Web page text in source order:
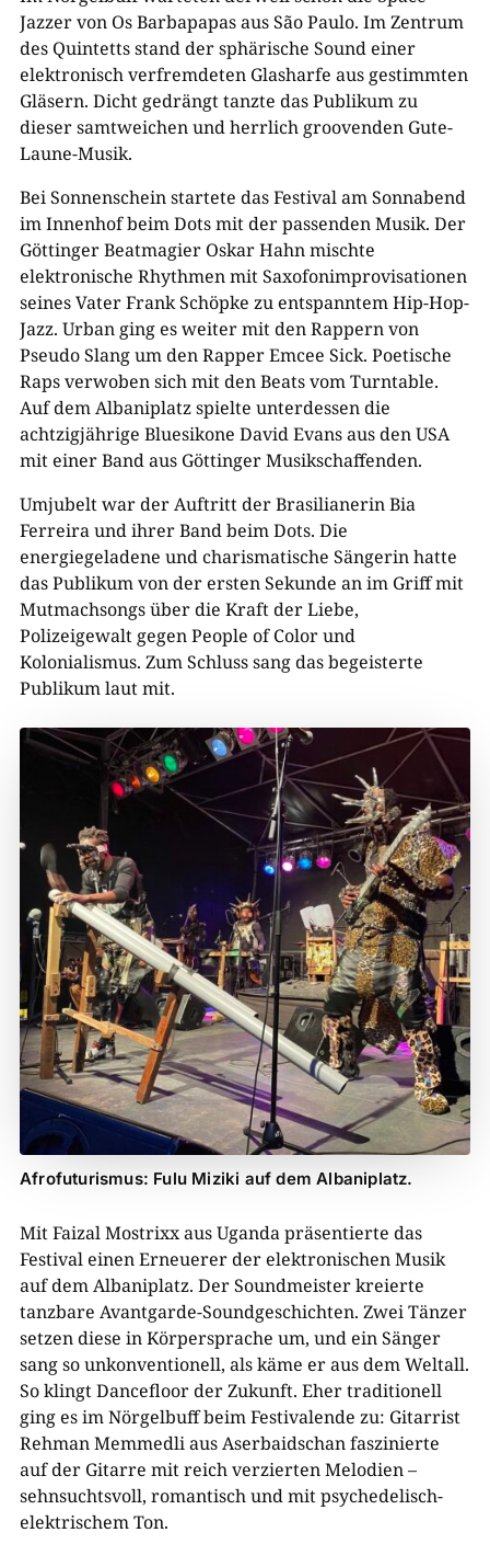
Jazzer von Os Barbapapas aus São Paulo. Im Zentrum
des Quintetts stand der sphärische Sound einer
elektronisch verfremdeten Glasharfe aus gestimmten
Gläsern. Dicht gedrängt tanzte das Publikum zu
dieser samtweichen und herrlich groovenden Gute-
Laune-Musik.
Bei Sonnenschein startete das Festival am Sonnabend
im Innenhof beim Dots mit der passenden Musik. Der
Göttinger Beatmagier Oskar Hahn mischte
elektronische Rhythmen mit Saxofonimprovisationen
seines Vater Frank Schöpke zu entspanntem Hip-Hop-
Jazz. Urban ging es weiter mit den Rappern von
Pseudo Slang um den Rapper Emcee Sick. Poetische
Raps verwoben sich mit den Beats vom Turntable.
Auf dem Albaniplatz spielte unterdessen die
achtzigjährige Bluesikone David Evans aus den USA
mit einer Band aus Göttinger Musikschaffenden.
Umjubelt war der Auftritt der Brasilianerin Bia
Ferreira und ihrer Band beim Dots. Die
energiegeladene und charismatische Sängerin hatte
das Publikum von der ersten Sekunde an im Griff mit
Mutmachsongs über die Kraft der Liebe,
Polizeigewalt gegen People of Color und
Kolonialismus. Zum Schluss sang das begeisterte
Publikum laut mit.
Afrofuturismus: Fulu Miziki auf dem Albaniplatz.
Mit Faizal Mostrixx aus Uganda präsentierte das
Festival einen Erneuerer der elektronischen Musik
auf dem Albaniplatz. Der Soundmeister kreierte
tanzbare Avantgarde-Soundgeschichten. Zwei Tänzer
setzen diese in Körpersprache um, und ein Sänger
sang so unkonventionell, als käme er aus dem Weltall.
So klingt Dancefloor der Zukunft. Eher traditionell
ging es im Nörgelbuff beim Festivalende zu: Gitarrist
Rehman Memmedli aus Aserbaidschan faszinierte
auf der Gitarre mit reich verzierten Melodien –
sehnsuchtsvoll, romantisch und mit psychedelisch-
elektrischem Ton.